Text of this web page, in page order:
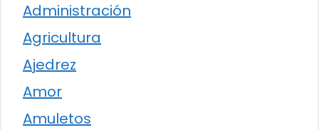
Administración
Agricultura
Ajedrez
Amor
Amuletos